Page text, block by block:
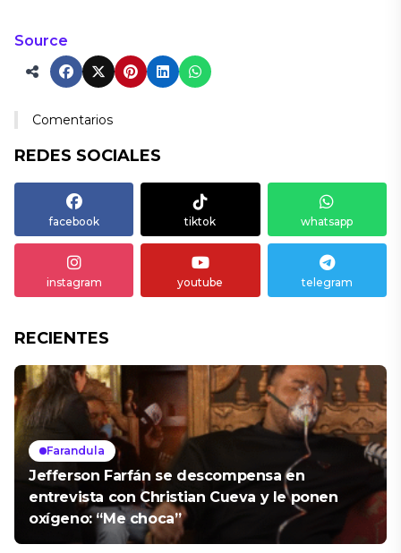
Source
Comentarios
REDES SOCIALES
facebook tiktok whatsapp
instagram youtube telegram
RECIENTES
Farandula
Jefferson Farfán se descompensa en
entrevista con Christian Cueva y le ponen
oxígeno: “Me choca”